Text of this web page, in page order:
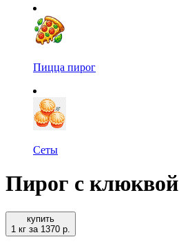
Пицца пирог
Сеты
Пирог с клюквой
купить
1 кг за 1370 р.